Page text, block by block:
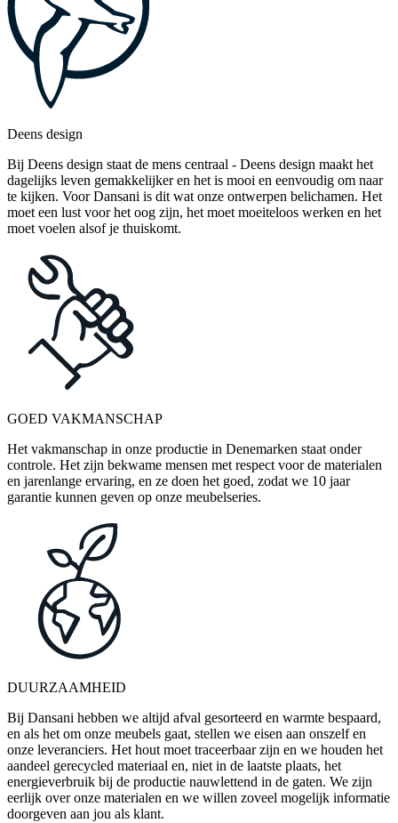
Deens design
Bij Deens design staat de mens centraal - Deens design maakt het
dagelijks leven gemakkelijker en het is mooi en eenvoudig om naar
te kijken. Voor Dansani is dit wat onze ontwerpen belichamen. Het
moet een lust voor het oog zijn, het moet moeiteloos werken en het
moet voelen alsof je thuiskomt.
GOED VAKMANSCHAP
Het vakmanschap in onze productie in Denemarken staat onder
controle. Het zijn bekwame mensen met respect voor de materialen
en jarenlange ervaring, en ze doen het goed, zodat we 10 jaar
garantie kunnen geven op onze meubelseries.
DUURZAAMHEID
Bij Dansani hebben we altijd afval gesorteerd en warmte bespaard,
en als het om onze meubels gaat, stellen we eisen aan onszelf en
onze leveranciers. Het hout moet traceerbaar zijn en we houden het
aandeel gerecycled materiaal en, niet in de laatste plaats, het
energieverbruik bij de productie nauwlettend in de gaten. We zijn
eerlijk over onze materialen en we willen zoveel mogelijk informatie
doorgeven aan jou als klant.